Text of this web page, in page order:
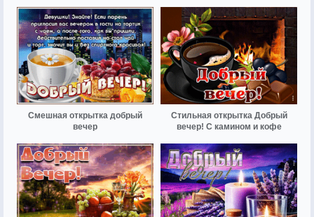
Смешная открытка добрый
вечер
Стильная открытка Добрый
вечер! С камином и кофе